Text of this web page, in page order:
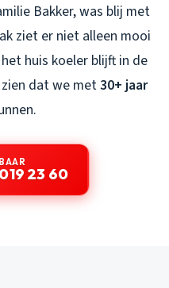
Bakker, was blij met
ziet er niet alleen mooi
huis koeler blijft in de
dat we met30+ jaar
23 60